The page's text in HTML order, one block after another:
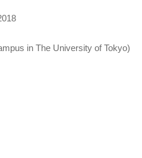
in The University of Tokyo)